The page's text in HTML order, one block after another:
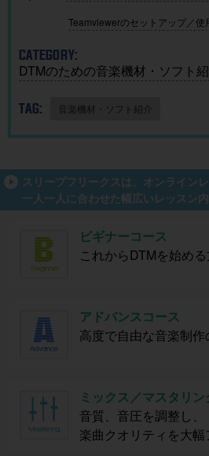
Teamviewerのセットアップ／使
CATEGORY:
DTMのための音楽機材・ソフト
TAG: 音楽機材・ソフト紹介
スリープフリークスは、オンライン
一人一人に合わせた幅広いレッスン
ビギナーコース
これからDTMを始め
アドバンスコース
高度で自由な音楽制作
ミックス／マスタリン
音質、音圧を調整し、
楽曲クオリティを大幅